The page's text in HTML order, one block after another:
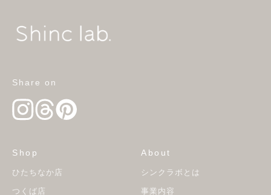
Share on
Shop
ひたちなか店
つくば店
About
シンクラボとは
事業内容